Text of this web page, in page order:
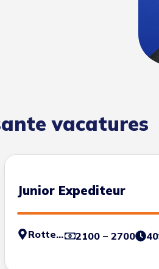
vacatures
Junior Expediteur
Rotterdam 2100 – 2700 40